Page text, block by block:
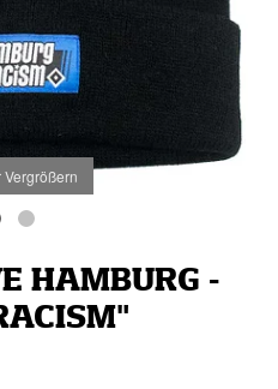
Vergrößern
HAMBURG -